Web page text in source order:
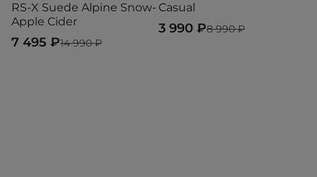
RS-X Suede Alpine Snow-
Apple Cider
14 990 ₽
7 495 ₽
Casual
8 990 ₽
3 990 ₽